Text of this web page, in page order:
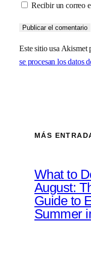
Recibir un correo
Este sitio usa Akismet
se procesan los datos
MÁS
What to
August:
Guide to
Summer